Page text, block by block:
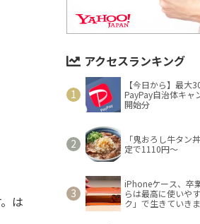
は
アクセスランキング
【今日から】最大
PayPay自治体キャ
開始分
「鬼おろし牛タン
定で1110円～
iPhoneケース、卒
らは最高に使いや
ク」で生きていきま